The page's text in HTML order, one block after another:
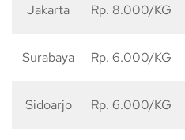
Jakarta Rp. 8.000/KG
Surabaya Rp. 6.000/KG
Sidoarjo Rp. 6.000/KG